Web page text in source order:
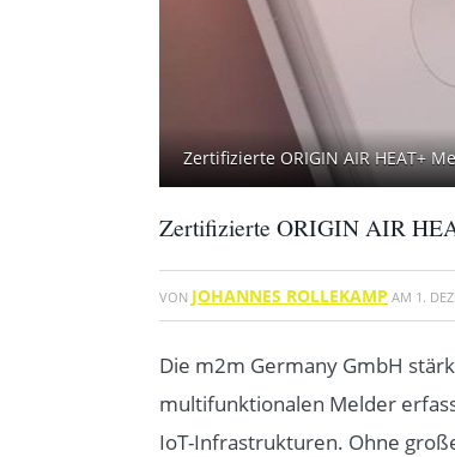
Zertifizierte ORIGIN AIR HEAT+
Zertifizierte ORIGIN AIR
VON JOHANNES ROLLEKAMP AM 1.
Die m2m Germany GmbH
multifunktionalen Melder
IoT-Infrastrukturen. Ohne